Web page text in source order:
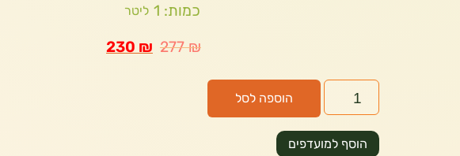
כמות: 1 ליטר
277₪
230 ₪
הוספה לסל
הוסף למועדפים